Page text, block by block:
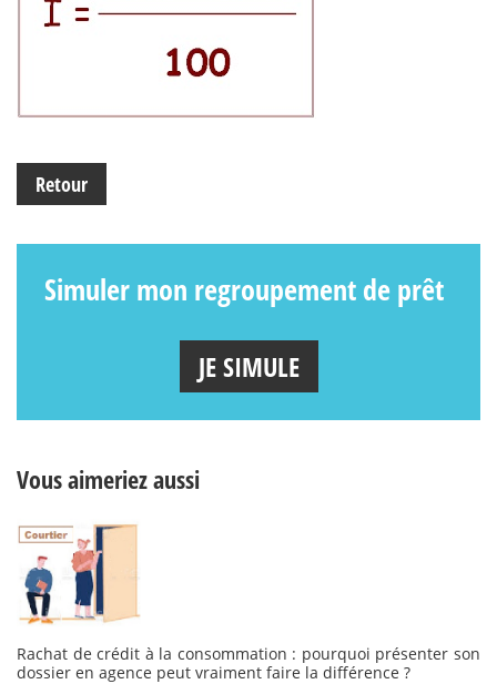
Retour
Simuler mon regroupement de prêt
JE SIMULE
Vous aimeriez aussi
Rachat de crédit à la consommation : pourquoi présenter son
dossier en agence peut vraiment faire la différence ?